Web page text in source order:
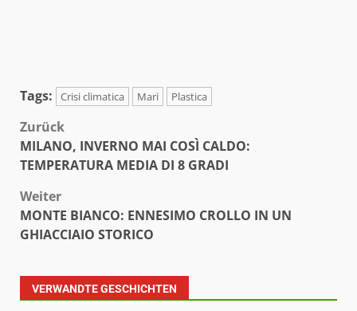
Tags: Crisi climatica Mari Plastica
Beitragsnavigation
Zurück
MILANO, INVERNO MAI COSÌ CALDO:
TEMPERATURA MEDIA DI 8 GRADI
Weiter
MONTE BIANCO: ENNESIMO CROLLO IN UN
GHIACCIAIO STORICO
VERWANDTE GESCHICHTEN